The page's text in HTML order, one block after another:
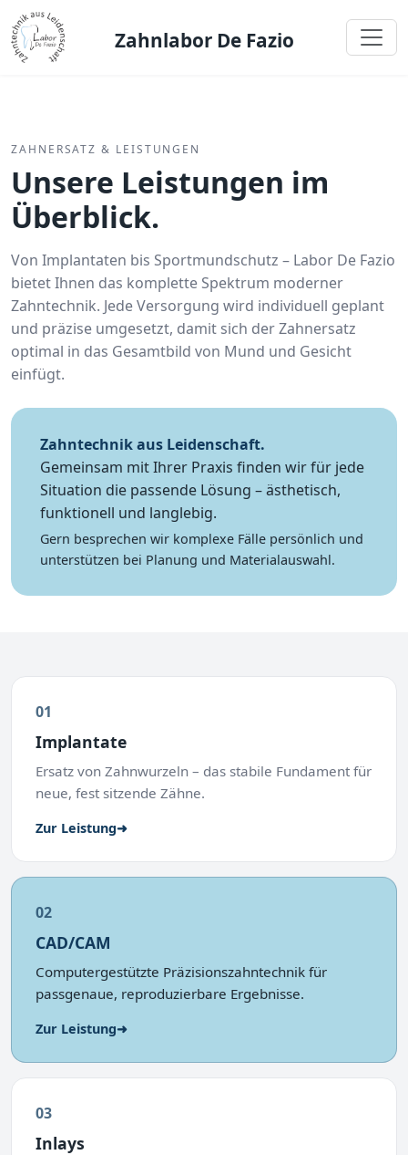
Zahnlabor De Fazio
ZAHNERSATZ & LEISTUNGEN
Unsere Leistungen im
Überblick.
Von Implantaten bis Sportmundschutz – Labor De Fazio
bietet Ihnen das komplette Spektrum moderner
Zahntechnik. Jede Versorgung wird individuell geplant
und präzise umgesetzt, damit sich der Zahnersatz
optimal in das Gesamtbild von Mund und Gesicht
einfügt.
Zahntechnik aus Leidenschaft.
Gemeinsam mit Ihrer Praxis finden wir für jede
Situation die passende Lösung – ästhetisch,
funktionell und langlebig.
Gern besprechen wir komplexe Fälle persönlich und
unterstützen bei Planung und Materialauswahl.
01
Implantate
Ersatz von Zahnwurzeln – das stabile Fundament für
neue, fest sitzende Zähne.
Zur Leistung➜
02
CAD/CAM
Computergestützte Präzisionszahntechnik für
passgenaue, reproduzierbare Ergebnisse.
Zur Leistung➜
03
Inlays